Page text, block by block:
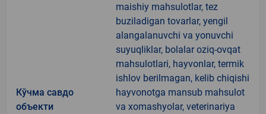
Кўчма савдо
объекти
maishiy mahsulotlar, tez
buziladigan tovarlar, yengil
alangalanuvchi va yonuvchi
suyuqliklar, bolalar oziq-ovqat
mahsulotlari, hayvonlar, termik
ishlov berilmagan, kelib chiqishi
hayvonotga mansub mahsulot
va xomashyolar, veterinariya